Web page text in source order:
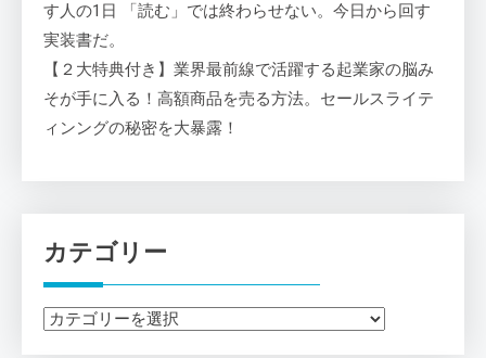
す人の1日 「読む」では終わらせない。今日から回す
実装書だ。
【２大特典付き】業界最前線で活躍する起業家の脳み
そが手に入る！高額商品を売る方法。セールスライテ
ィンングの秘密を大暴露！
カテゴリー
カ